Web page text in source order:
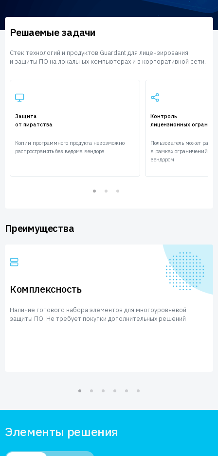
Пресс-центр
Новости
Экспертиза
Решаемые задачи
Стек технологий и продуктов Guardant для лицензирования
и защиты ПО на локальных компьютерах и в корпоративной сети.
Защита
от пиратства
Копии программного продукта невозможно
распространять без ведома вендора
Контроль
лицензионных
Пользователь может
в рамках ограничений,
вендором
Преимущества
Комплексность
Наличие готового набора элементов для многоуровневой
защиты ПО. Не требует покупки дополнительных решений
Элементы решения